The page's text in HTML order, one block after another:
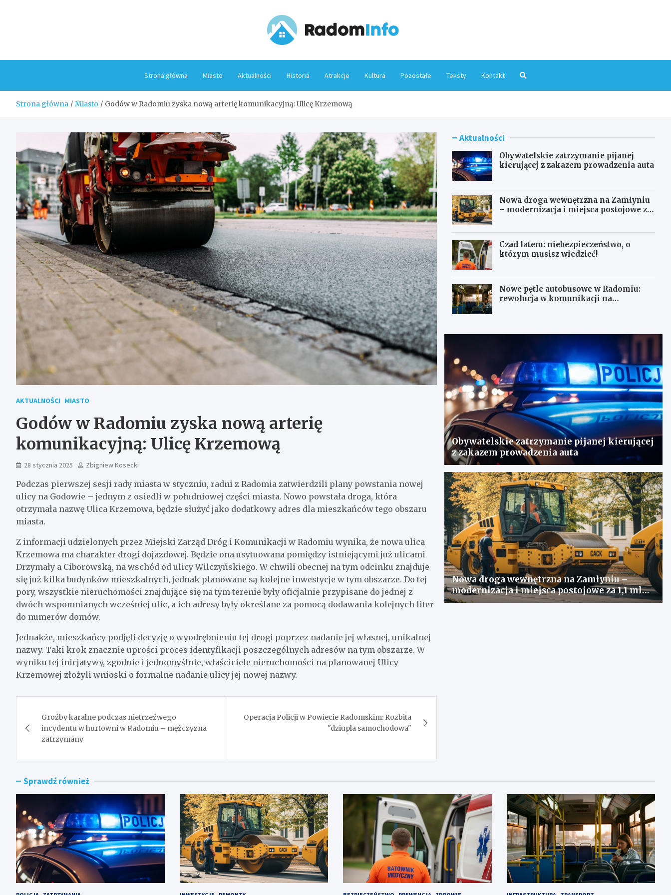
Strona główna Miasto Aktualności Historia Atrakcje Kultura Pozostałe Teksty Kontakt
Strona główna Miasto Godów w Radomiu zyska nową arterię komunikacyjną: Ulicę Krzemową
AKTUALNOŚCI MIASTO
Godów w Radomiu zyska nową arterię
komunikacyjną: Ulicę Krzemową
28 stycznia 2025 Zbigniew Kosecki
Podczas pierwszej sesji rady miasta w styczniu, radni z Radomia zatwierdzili plany powstania nowej
ulicy na Godowie – jednym z osiedli w południowej części miasta. Nowo powstała droga, która
otrzymała nazwę Ulica Krzemowa, będzie służyć jako dodatkowy adres dla mieszkańców tego obszaru
miasta.
Z informacji udzielonych przez Miejski Zarząd Dróg i Komunikacji w Radomiu wynika, że nowa ulica
Krzemowa ma charakter drogi dojazdowej. Będzie ona usytuowana pomiędzy istniejącymi już ulicami
Drzymały a Ciborowską, na wschód od ulicy Wilczyńskiego. W chwili obecnej na tym odcinku znajduje
się już kilka budynków mieszkalnych, jednak planowane są kolejne inwestycje w tym obszarze. Do tej
pory, wszystkie nieruchomości znajdujące się na tym terenie były oficjalnie przypisane do jednej z
dwóch wspomnianych wcześniej ulic, a ich adresy były określane za pomocą dodawania kolejnych liter
do numerów domów.
Jednakże, mieszkańcy podjęli decyzję o wyodrębnieniu tej drogi poprzez nadanie jej własnej, unikalnej
nazwy. Taki krok znacznie uprości proces identyfikacji poszczególnych adresów na tym obszarze. W
wyniku tej inicjatywy, zgodnie i jednomyślnie, właściciele nieruchomości na planowanej Ulicy
Krzemowej złożyli wnioski o formalne nadanie ulicy jej nowej nazwy.
wpisu
Groźby karalne podczas nietrzeźwego
incydentu w hurtowni w Radomiu – mężczyzna
zatrzymany
Operacja Policji w Powiecie Radomskim: Rozbita
"dziupla samochodowa"
Aktualności
Obywatelskie zatrzymanie pijanej
kierującej z zakazem prowadzenia auta
Nowa droga wewnętrzna na Zamłyniu
– modernizacja i miejsca postojowe za
Czad latem: niebezpieczeństwo, o
którym musisz wiedzieć!
Nowe pętle autobusowe w Radomiu:
rewolucja w komunikacji na
Obywatelskie zatrzymanie pijanej kierującej
z zakazem prowadzenia auta
Nowa droga wewnętrzna na Zamłyniu –
modernizacja i miejsca postojowe za 1,1 mln
zł
Sprawdź również